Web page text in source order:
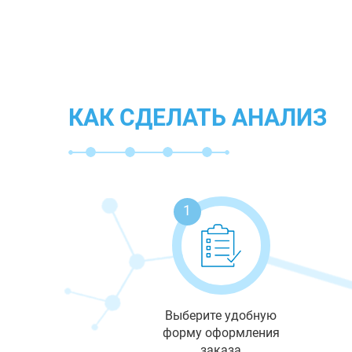
КАК СДЕЛАТЬ АНАЛИЗ
1
Выберите удобную
форму оформления